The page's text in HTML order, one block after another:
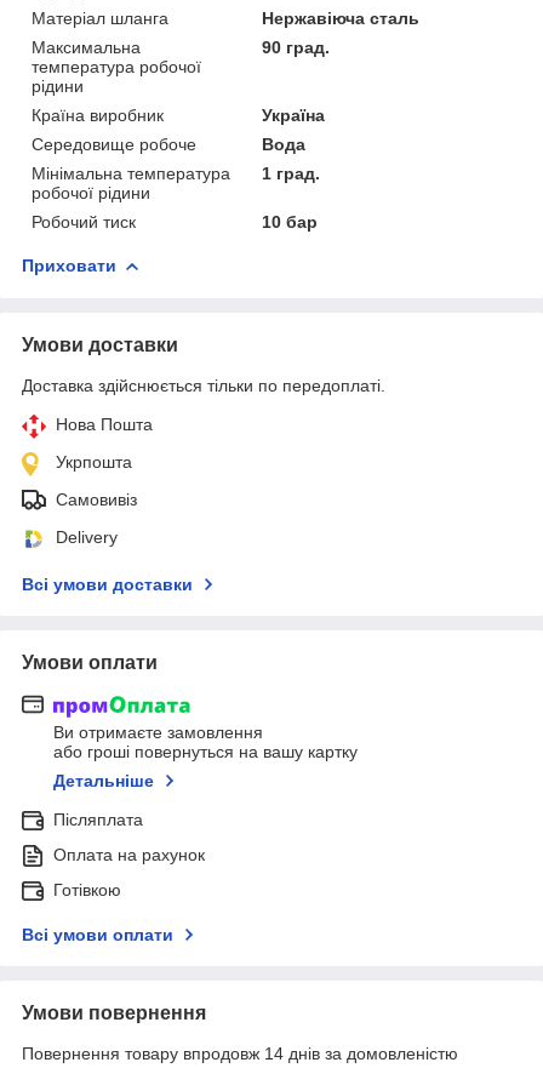
Матеріал шланга
Нержавіюча сталь
Максимальна
температура робочої
рідини
90 град.
Країна виробник
Україна
Середовище робоче
Вода
Мінімальна температура
робочої рідини
1 град.
Робочий тиск 10 бар
Приховати
Умови доставки
Доставка здійснюється тільки по передоплаті.
Нова Пошта
Укрпошта
Самовивіз
Delivery
Всі умови доставки
Умови оплати
Ви отримаєте замовлення
або гроші повернуться на вашу картку
Детальніше
Післяплата
Оплата на рахунок
Готівкою
Всі умови оплати
Умови повернення
Повернення товару впродовж 14 днів за домовленістю